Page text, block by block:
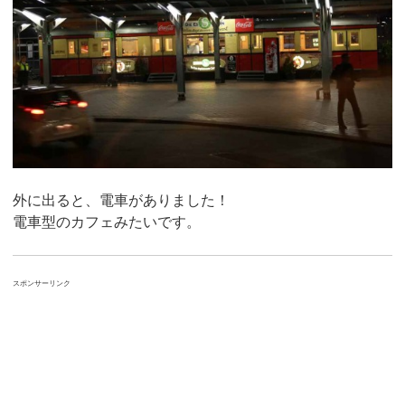
外に出ると、電車がありました！
電車型のカフェみたいです。
スポンサーリンク